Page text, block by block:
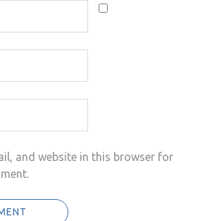
and website in this browser for